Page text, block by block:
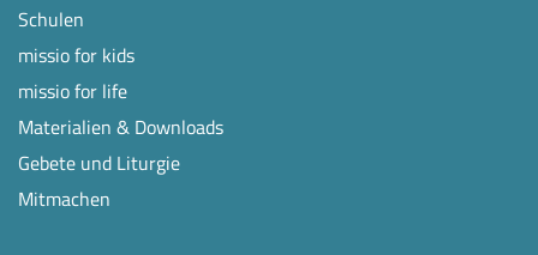
Schulen
missio for kids
missio for life
Materialien & Downloads
Gebete und Liturgie
Mitmachen